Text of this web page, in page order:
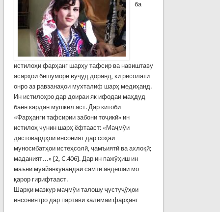
ба
истилоҳи фарҳанг шарҳу тафсир ва навиштаву
асарҳои бешуморе вуҷуд доранд, ки рисолати
онро аз равзанаҳои мухталиф шарҳ медиҳанд.
Ин истилоҳро дар доираи як ифодаи маҳдуд
баён кардан мушкил аст. Дар китоби
«Фарҳанги тафсирии забони тоҷикӣ» ин
истилоҳ чунин шарҳ ёфтааст: «Маҷмӯи
дастовардҳои инсоният дар соҳаи
муносибатҳои истеҳсолӣ, ҷамъиятӣ ва ахлоқӣ;
маданият…» [2, C.406]. Дар ин пажӯҳиш ин
маънӣ муайянкунандаи самти андешаи мо
қарор гирифтааст.
Шарҳи мазкур маҷмӯи талошу ҷустуҷӯҳои
инсониятро дар партави калимаи фарҳанг